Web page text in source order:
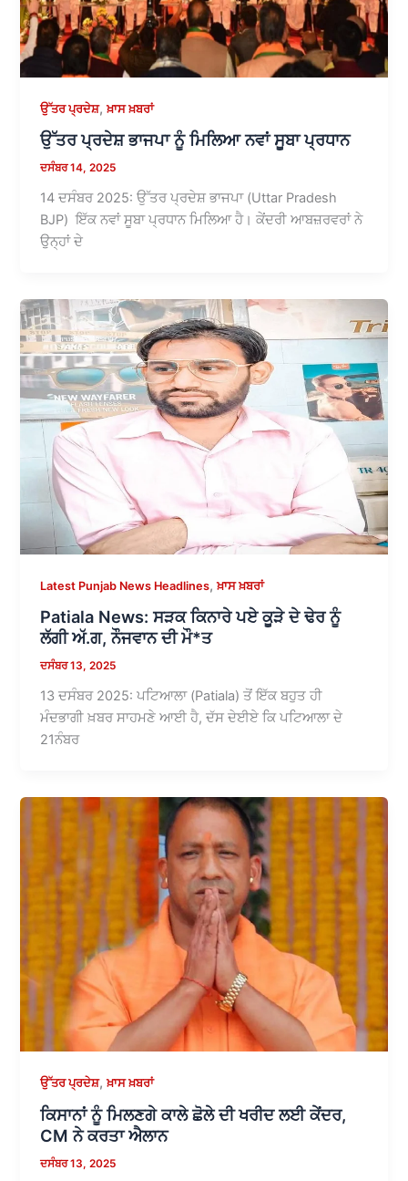
ਉੱਤਰ ਪ੍ਰਦੇਸ਼,ਖ਼ਾਸ ਖ਼ਬਰਾਂ
ਉੱਤਰ ਪ੍ਰਦੇਸ਼ ਭਾਜਪਾ ਨੂੰ ਮਿਲਿਆ ਨਵਾਂ ਸੂਬਾ ਪ੍ਰਧਾਨ
ਦਸੰਬਰ 14, 2025
14 ਦਸੰਬਰ 2025: ਉੱਤਰ ਪ੍ਰਦੇਸ਼ ਭਾਜਪਾ (Uttar Pradesh
BJP) ਇੱਕ ਨਵਾਂ ਸੂਬਾ ਪ੍ਰਧਾਨ ਮਿਲਿਆ ਹੈ। ਕੇਂਦਰੀ ਆਬਜ਼ਰਵਰਾਂ ਨੇ
ਉਨ੍ਹਾਂ ਦੇ
Latest Punjab News Headlines,ਖ਼ਾਸ ਖ਼ਬਰਾਂ
Patiala News: ਸੜਕ ਕਿਨਾਰੇ ਪਏ ਕੂੜੇ ਦੇ ਢੇਰ ਨੂੰ
ਲੱਗੀ ਅੱ.ਗ, ਨੌਜਵਾਨ ਦੀ ਮੌ*ਤ
ਦਸੰਬਰ 13, 2025
13 ਦਸੰਬਰ 2025: ਪਟਿਆਲਾ (Patiala) ਤੋਂ ਇੱਕ ਬਹੁਤ ਹੀ
ਮੰਦਭਾਗੀ ਖ਼ਬਰ ਸਾਹਮਣੇ ਆਈ ਹੈ, ਦੱਸ ਦੇਈਏ ਕਿ ਪਟਿਆਲਾ ਦੇ
21ਨੰਬਰ
ਉੱਤਰ ਪ੍ਰਦੇਸ਼,ਖ਼ਾਸ ਖ਼ਬਰਾਂ
ਕਿਸਾਨਾਂ ਨੂੰ ਮਿਲਣਗੇ ਕਾਲੇ ਛੋਲੇ ਦੀ ਖਰੀਦ ਲਈ ਕੇਂਦਰ,
CM ਨੇ ਕਰਤਾ ਐਲਾਨ
ਦਸੰਬਰ 13, 2025